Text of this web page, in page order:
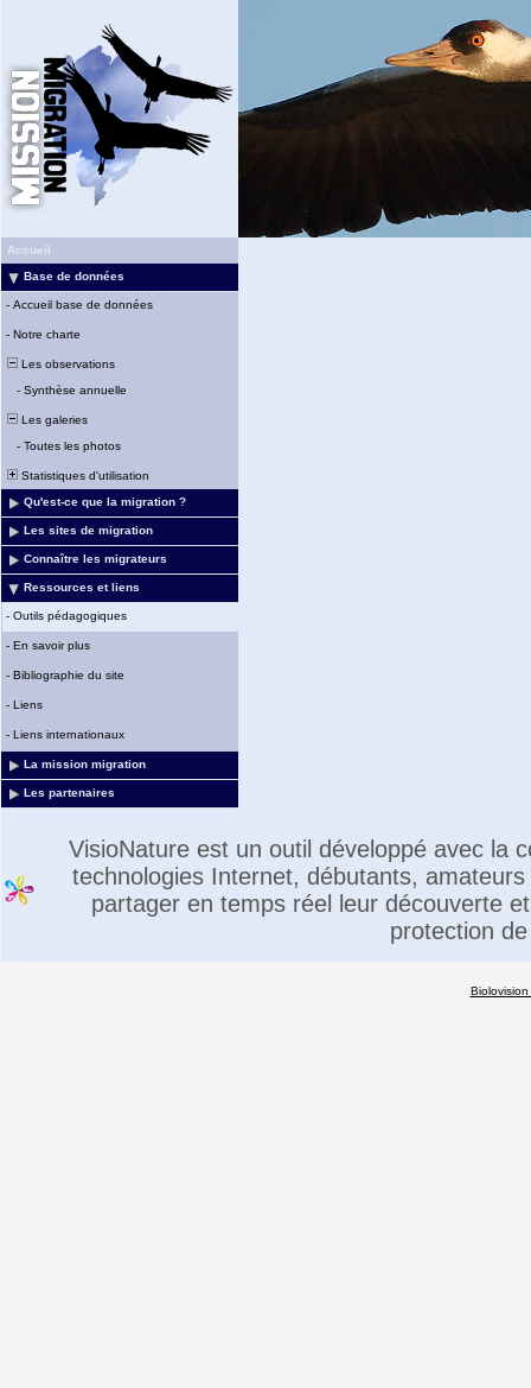
Accueil
Base de données
- Accueil base de données
- Notre charte
Les observations
- Synthèse annuelle
Les galeries
- Toutes les photos
Statistiques d'utilisation
Qu'est-ce que la migration ?
Les sites de migration
Connaître les migrateurs
Ressources et liens
- Outils pédagogiques
- En savoir plus
- Bibliographie du site
- Liens
- Liens internationaux
La mission migration
Les partenaires
VisioNature est un outil développé avec la
technologies Internet, débutants,
partager en temps réel leur découverte
protection
Biolovision